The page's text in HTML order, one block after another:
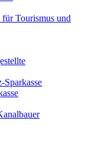
Tourismus und
Sparkasse